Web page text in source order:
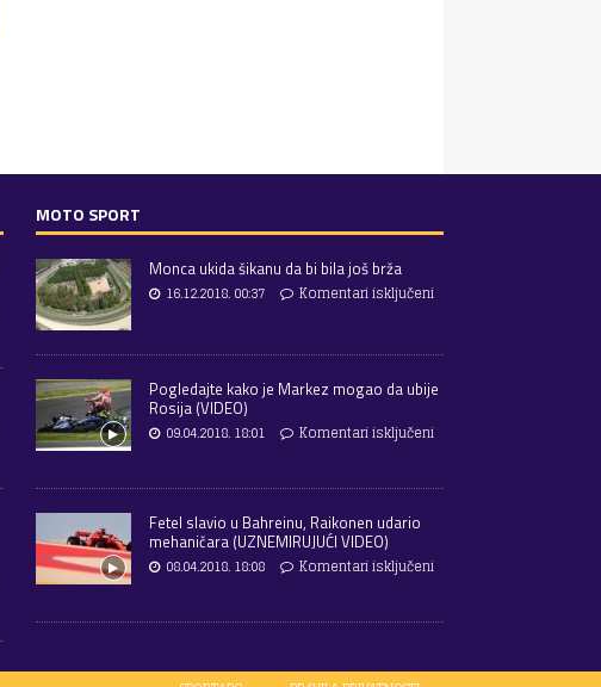
MOTO SPORT
Monca ukida šikanu da bi bila još brža
16.12.2018. 00:37
Komentari isključeni
Pogledajte kako je Markez mogao da ubije
Rosija (VIDEO)
09.04.2018. 18:01
Komentari isključeni
Fetel slavio u Bahreinu, Raikonen udario
mehaničara (UZNEMIRUJUĆI VIDEO)
08.04.2018. 18:08
Komentari isključeni